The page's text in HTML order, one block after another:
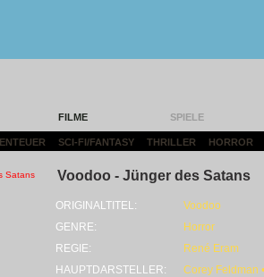
FILME SPIELE
SCI-FI/FANTASY THRILLER HORROR
Voodoo - Jünger des Satans
ORIGINALTITEL:
Voodoo
GENRE:
Horror
REGIE:
René Eram
HAUPTDARSTELLER:
Corey Feldman